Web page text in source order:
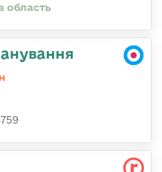
область